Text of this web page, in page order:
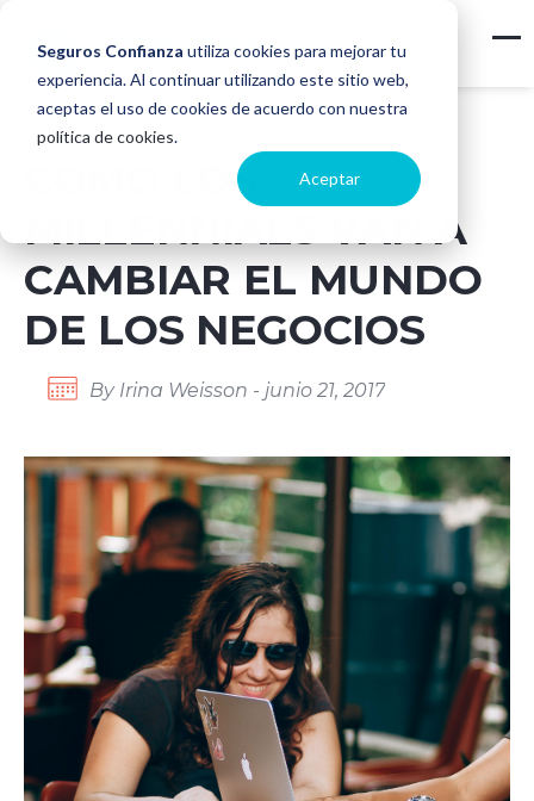
Seguros Confianza utiliza cookies para mejorar tu
experiencia. Al continuar utilizando este sitio web,
aceptas el uso de cookies de acuerdo con nuestra
política de cookies.
Aceptar
CÓMO LOS
MILLENNIALS VAN A
CAMBIAR EL MUNDO
DE LOS NEGOCIOS
By Irina Weisson - junio 21, 2017